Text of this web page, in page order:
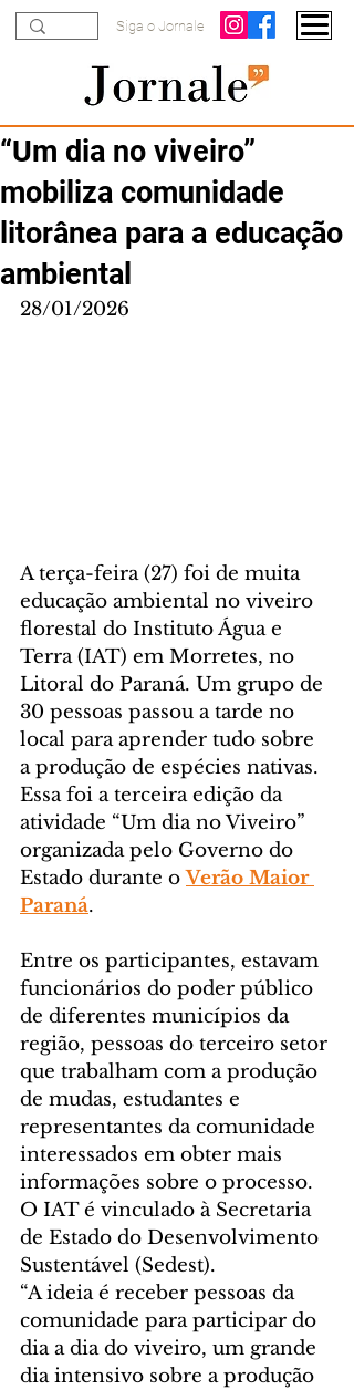
Siga o Jornale
“Um dia no viveiro”
mobiliza comunidade
litorânea para a educação
ambiental
28/01/2026
A terça-feira (27) foi de muita
educação ambiental no viveiro
florestal do Instituto Água e
Terra (IAT) em Morretes, no
Litoral do Paraná. Um grupo de
30 pessoas passou a tarde no
local para aprender tudo sobre
a produção de espécies nativas.
Essa foi a terceira edição da
atividade “Um dia no Viveiro”
organizada pelo Governo do
Estado durante o Verão Maior
Paraná.
Entre os participantes, estavam
funcionários do poder público
de diferentes municípios da
região, pessoas do terceiro setor
que trabalham com a produção
de mudas, estudantes e
representantes da comunidade
interessados em obter mais
informações sobre o processo.
O IAT é vinculado à Secretaria
de Estado do Desenvolvimento
Sustentável (Sedest).
“A ideia é receber pessoas da
comunidade para participar do
dia a dia do viveiro, um grande
dia intensivo sobre a produção